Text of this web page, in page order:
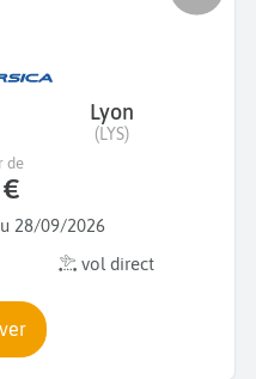
Lyon
(LYS)
28/09/2026
vol direct
de